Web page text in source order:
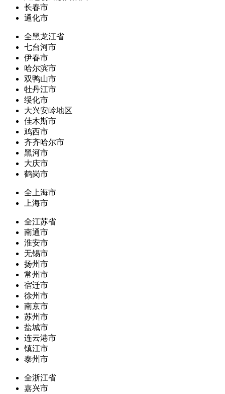
长春市
通化市
全黑龙江省
七台河市
伊春市
哈尔滨市
双鸭山市
牡丹江市
绥化市
大兴安岭地区
佳木斯市
鸡西市
齐齐哈尔市
黑河市
大庆市
鹤岗市
全上海市
上海市
全江苏省
南通市
淮安市
无锡市
扬州市
常州市
宿迁市
徐州市
南京市
苏州市
盐城市
连云港市
镇江市
泰州市
全浙江省
嘉兴市